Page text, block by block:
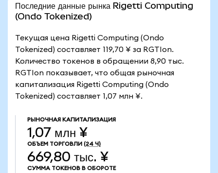
Последние данные рынка Rigetti Computing
(Ondo Tokenized)
Текущая цена Rigetti Computing (Ondo
Tokenized) составляет 119,70 ¥ за RGTIon.
Количество токенов в обращении 8,90 тыс.
RGTIon показывает, что общая рыночная
капитализация Rigetti Computing (Ondo
Tokenized) составляет 1,07 млн ¥.
РЫНОЧНАЯ КАПИТАЛИЗАЦИЯ
1,07 млн ¥
ОБЪЕМ ТОРГОВЛИ (24 Ч)
669,80 тыс. ¥
СУММА ТОКЕНОВ В ОБОРОТЕ